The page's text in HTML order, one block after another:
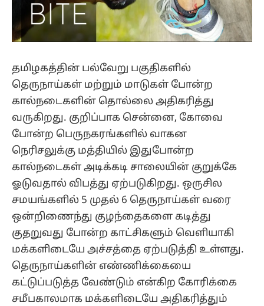
தமிழகத்தின் பல்வேறு பகுதிகளில்
தெருநாய்கள் மற்றும் மாடுகள் போன்ற
கால்நடைகளின் தொல்லை அதிகரித்து
வருகிறது. குறிப்பாக சென்னை, கோவை
போன்ற பெருநகரங்களில் வாகன
நெரிசலுக்கு மத்தியில் இதுபோன்ற
கால்நடைகள் அடிக்கடி சாலையின் குறுக்கே
ஓடுவதால் விபத்து ஏற்படுகிறது. ஒருசில
சமயங்களில் 5 முதல் 6 தெருநாய்கள் வரை
ஒன்றிணைந்து குழந்தைகளை கடித்து
குதறுவது போன்ற காட்சிகளும் வெளியாகி
மக்களிடையே அச்சத்தை ஏற்படுத்தி உள்ளது.
தெருநாய்களின் எண்ணிக்கையை
கட்டுப்படுத்த வேண்டும் என்கிற கோரிக்கை
சமீபகாலமாக மக்களிடையே அதிகரித்தும்